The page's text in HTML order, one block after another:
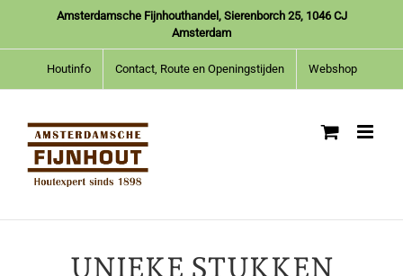
inhoud
Amsterdamsche Fijnhouthandel, Sierenborch 25, 1046 CJ
Amsterdam
Houtinfo Contact, Route en Openingstijden Webshop
UNIEKE STUKKEN